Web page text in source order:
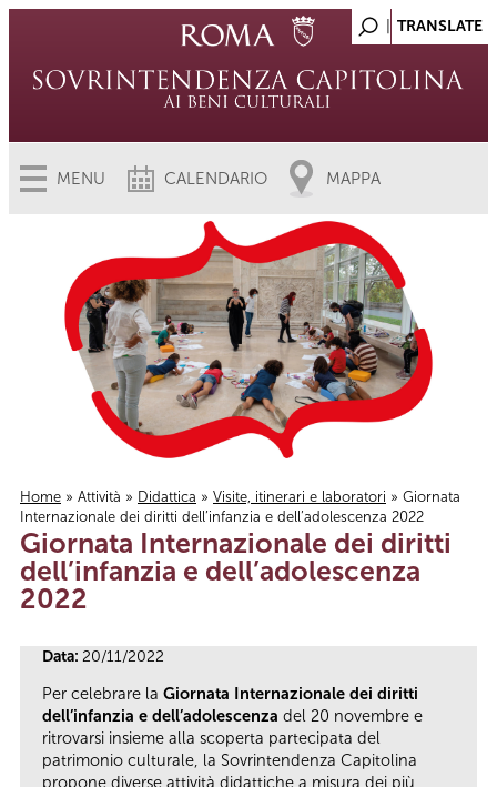
MENU CALENDARIO MAPPA
Tu sei qui
Home » Attività » Didattica » Visite, itinerari e laboratori » Giornata
Internazionale dei diritti dell’infanzia e dell’adolescenza 2022
Giornata Internazionale dei diritti
dell’infanzia e dell’adolescenza
2022
Data: 20/11/2022
Per celebrare la Giornata Internazionale dei diritti
dell’infanzia e dell’adolescenza del 20 novembre e
ritrovarsi insieme alla scoperta partecipata del
patrimonio culturale, la Sovrintendenza Capitolina
propone diverse attività didattiche a misura dei più